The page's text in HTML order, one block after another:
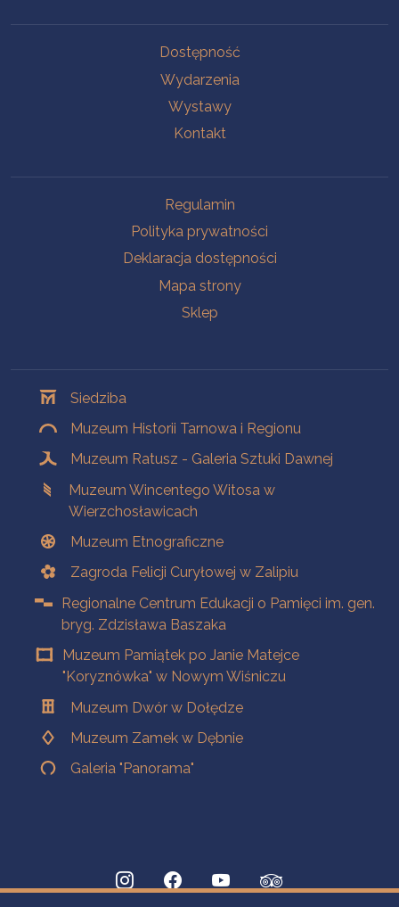
Dostępność
Wydarzenia
Wystawy
Kontakt
Regulamin
Polityka prywatności
Deklaracja dostępności
Mapa strony
Sklep
Siedziba
Muzeum Historii Tarnowa i Regionu
Muzeum Ratusz - Galeria Sztuki Dawnej
Muzeum Wincentego Witosa w
Wierzchosławicach
Muzeum Etnograficzne
Zagroda Felicji Curyłowej w Zalipiu
Regionalne Centrum Edukacji o Pamięci im. gen.
bryg. Zdzisława Baszaka
Muzeum Pamiątek po Janie Matejce
"Koryznówka" w Nowym Wiśniczu
Muzeum Dwór w Dołędze
Muzeum Zamek w Dębnie
Galeria "Panorama"